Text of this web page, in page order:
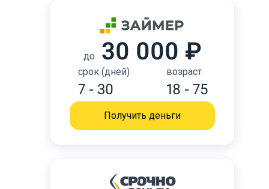
до 30 000 ₽
срок (дней)
7 - 30
возраст
18 - 75
Получить деньги